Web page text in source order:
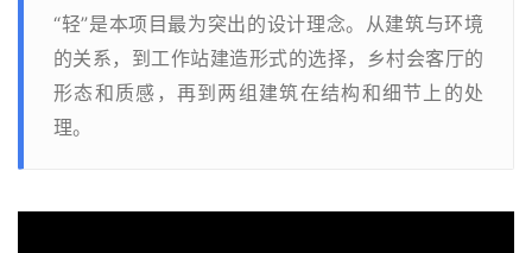
“轻”是本项目最为突出的设计理念。从建筑与环境
的关系，到工作站建造形式的选择，乡村会客厅的
形态和质感，再到两组建筑在结构和细节上的处
理。